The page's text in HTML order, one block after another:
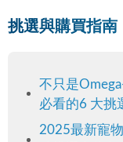
挑選與購買指南
不只是
必看的6 大挑
2025最新寵